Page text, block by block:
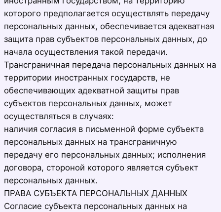
которого предполагается осуществлять передачу
персональных данных, обеспечивается адекватная
защита прав субъектов персональных данных, до
начала осуществления такой передачи.
Трансграничная передача персональных данных на
территории иностранных государств, не
обеспечивающих адекватной защиты прав
субъектов персональных данных, может
осуществляться в случаях:
наличия согласия в письменной форме субъекта
персональных данных на трансграничную
передачу его персональных данных; исполнения
договора, стороной которого является субъект
персональных данных.
ПРАВА СУБЪЕКТА ПЕРСОНАЛЬНЫХ ДАННЫХ
Согласие субъекта персональных данных на